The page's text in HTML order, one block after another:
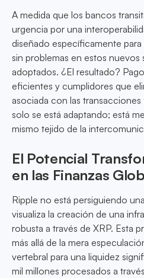
A medida que los bancos
urgencia por una
diseñado específicamente
sin problemas en estos nuevos
adoptados. ¿El resultado?
eficientes y cumplidores que
asociada con las
solo se está adaptando; está
mismo tejido de la
El Potencial
en las Finanzas
Ripple no está persiguiendo
visualiza la creación de una
robusta a través de XRP. Esta
más allá de la mera
vertebral para una liquidez
mil millones procesados a